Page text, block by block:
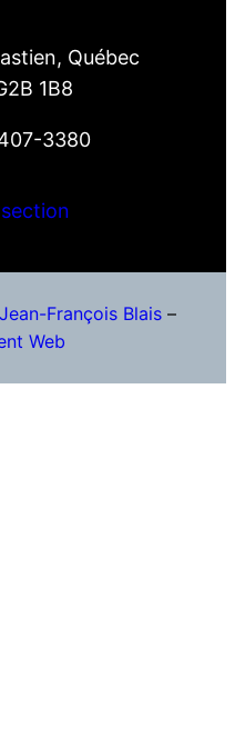
Québec
1B8
3380
Jean-François Blais–
Web